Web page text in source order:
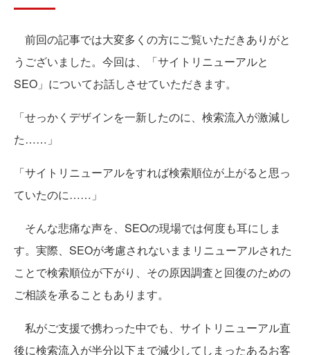
前回の記事では大変多くの方にご覧いただきありがと
うございました。今回は、「サイトリニューアルと
SEO」についてお話しさせていただきます。
「せっかくデザインを一新したのに、検索流入が激減し
た……」
「サイトリニューアルをすれば検索順位が上がると思っ
ていたのに……」
そんな悲痛な声を、SEOの現場では何度も耳にしま
す。実際、SEOが考慮されないままリニューアルされた
ことで検索順位が下がり、その原因調査と回復のための
ご相談を承ることもあります。
私がご支援で携わった中でも、サイトリニューアル直
後に検索流入が半分以下まで減少してしまったあるお客